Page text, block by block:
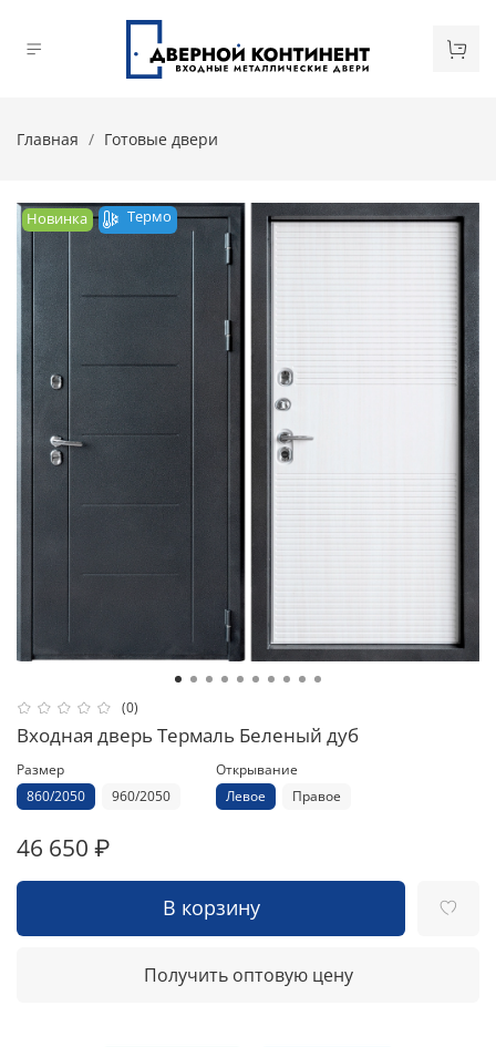
Главная Готовые двери
Новинка Термо
(0)
Входная дверь Термаль Беленый дуб
Размер
860/2050
960/2050
Открывание
Левое
Правое
46 650 ₽
В корзину
Получить оптовую цену